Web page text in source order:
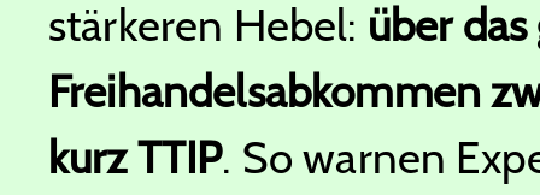
stärkeren Hebel: über
Freihandelsabkommen
kurz TTIP. So warnen